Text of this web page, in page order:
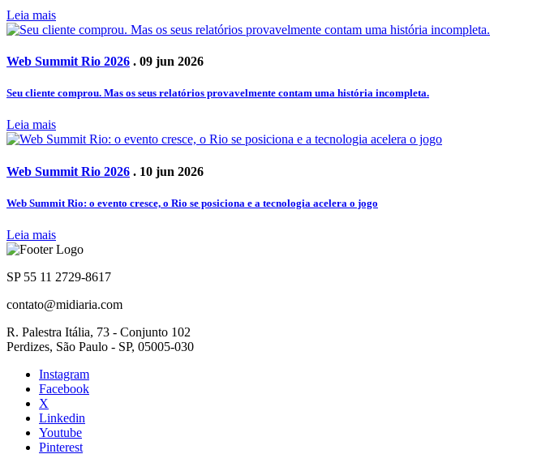
Leia mais
Web Summit Rio 2026 . 09 jun 2026
Seu cliente comprou. Mas os seus relatórios provavelmente contam uma história incompleta.
Leia mais
Web Summit Rio 2026 . 10 jun 2026
Web Summit Rio: o evento cresce, o Rio se posiciona e a tecnologia acelera o jogo
Leia mais
SP 55 11 2729-8617
contato@midiaria.com
R. Palestra Itália, 73 - Conjunto 102
Perdizes, São Paulo - SP, 05005-030
Instagram
Facebook
X
Linkedin
Youtube
Pinterest